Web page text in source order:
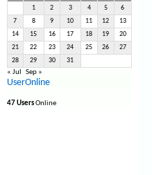
1
2 3 4 5 6
7 8 9 10 11 12 13
14 15 16 17 18 19 20
21 22 23 24 25 26 27
28 29 30 31
« Jul Sep »
UserOnline
47 UsersOnline